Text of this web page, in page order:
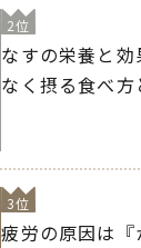
2位
なすの栄養と
なく摂る食べ
3位
疲労の原因は